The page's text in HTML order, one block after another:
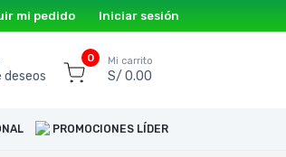
mi pedido Iniciar sesión
deseos
0 Mi carrito
S/ 0.00
PROMOCIONES LÍDER